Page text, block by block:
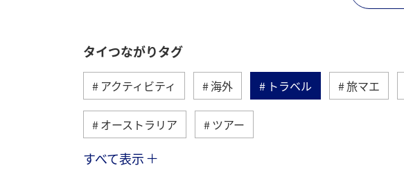
タイつながりタグ
アクティビティ 海外 トラベル 旅マエ
オーストラリア ツアー
旅ナカ
すべて表示